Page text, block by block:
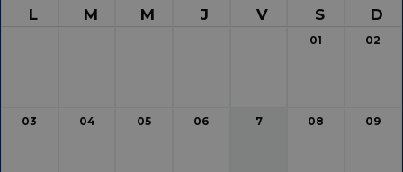
L M M J V S D
01 02
03 04 05 06 7 08 09